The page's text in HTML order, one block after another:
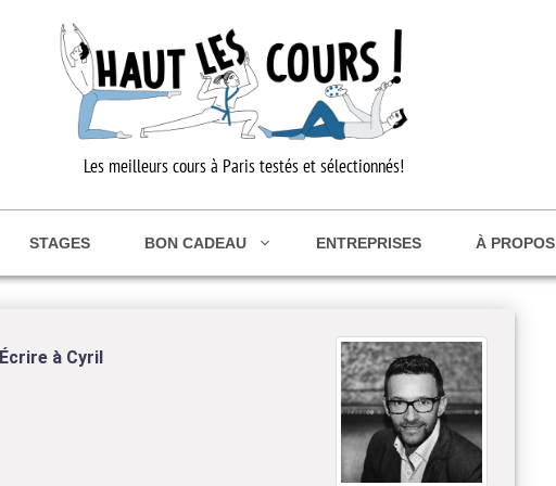
Les meilleurs cours à Paris testés et sélectionnés!
STAGES BON CADEAU ENTREPRISES À PROPOS
Cyril